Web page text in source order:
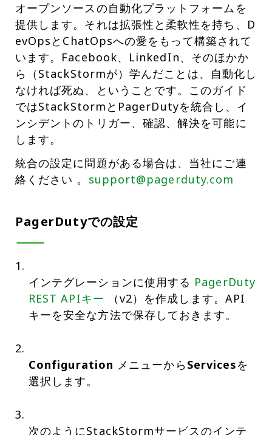
オープンソースの自動化プラットフォームを
提供します。それは拡張性と柔軟性を持ち、D
evOpsとChatOpsへの愛をもって構築されて
います。Facebook、LinkedIn、そのほかか
ら（StackStormが）学んだことは、自動化し
なければ死ぬ、ということです。このガイド
ではStackStormとPagerDutyを統合し、イ
ンシデントのトリガー、確認、解決を可能に
します。
統合の設定に問題がある場合は、当社にご連
絡ください 。 support@pagerduty.com
PagerDutyでの設定
インテグレーションに使用する PagerDuty
REST APIキー
（v2）を作成します。API
キーを安全な方法で保存しておきます。
Configuration メニューからServicesを
選択します。
次のようにStackStormサービスのインテ